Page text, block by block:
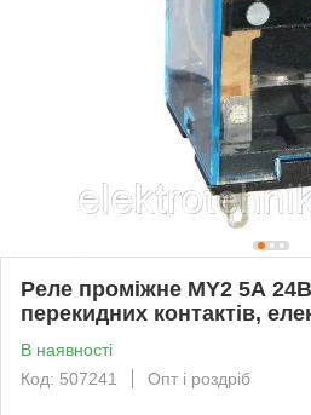
Реле проміжне MY2 5А
перекидних контактів,
В наявності
Код: 507241
Опт і роздріб